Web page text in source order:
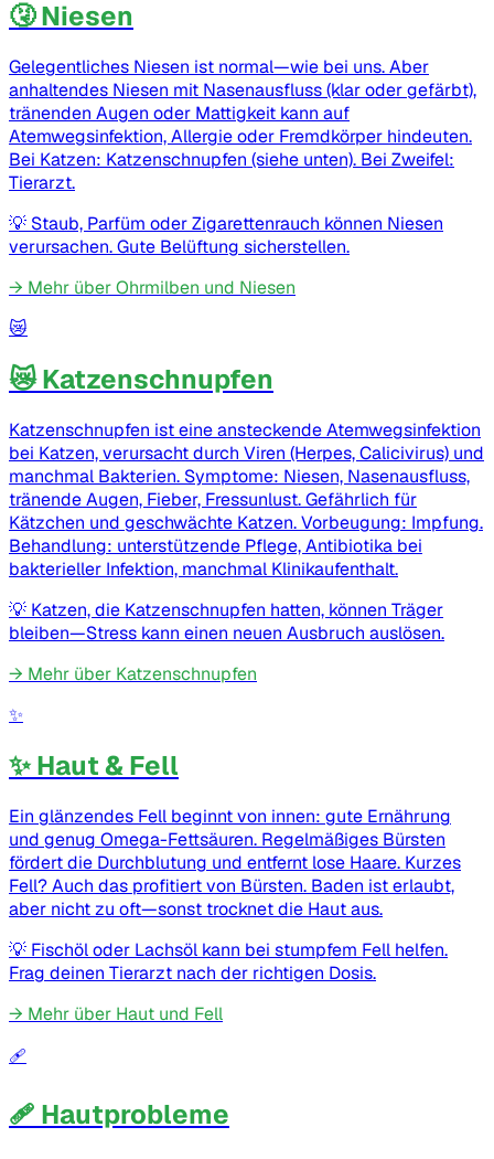
🤧 Niesen
Gelegentliches Niesen ist normal—wie bei uns. Aber
anhaltendes Niesen mit Nasenausfluss (klar oder gefärbt),
tränenden Augen oder Mattigkeit kann auf
Atemwegsinfektion, Allergie oder Fremdkörper hindeuten.
Bei Katzen: Katzenschnupfen (siehe unten). Bei Zweifel:
Tierarzt.
💡 Staub, Parfüm oder Zigarettenrauch können Niesen
verursachen. Gute Belüftung sicherstellen.
→ Mehr über Ohrmilben und Niesen
😿
😿 Katzenschnupfen
Katzenschnupfen ist eine ansteckende Atemwegsinfektion
bei Katzen, verursacht durch Viren (Herpes, Calicivirus) und
manchmal Bakterien. Symptome: Niesen, Nasenausfluss,
tränende Augen, Fieber, Fressunlust. Gefährlich für
Kätzchen und geschwächte Katzen. Vorbeugung: Impfung.
Behandlung: unterstützende Pflege, Antibiotika bei
bakterieller Infektion, manchmal Klinikaufenthalt.
💡 Katzen, die Katzenschnupfen hatten, können Träger
bleiben—Stress kann einen neuen Ausbruch auslösen.
→ Mehr über Katzenschnupfen
✨
✨ Haut & Fell
Ein glänzendes Fell beginnt von innen: gute Ernährung
und genug Omega-Fettsäuren. Regelmäßiges Bürsten
fördert die Durchblutung und entfernt lose Haare. Kurzes
Fell? Auch das profitiert von Bürsten. Baden ist erlaubt,
aber nicht zu oft—sonst trocknet die Haut aus.
💡 Fischöl oder Lachsöl kann bei stumpfem Fell helfen.
Frag deinen Tierarzt nach der richtigen Dosis.
→ Mehr über Haut und Fell
🩹
🩹 Hautprobleme